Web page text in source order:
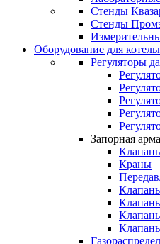
Стенды
Стенды
Оборудование для
Регуляторы
Запорная
Краны